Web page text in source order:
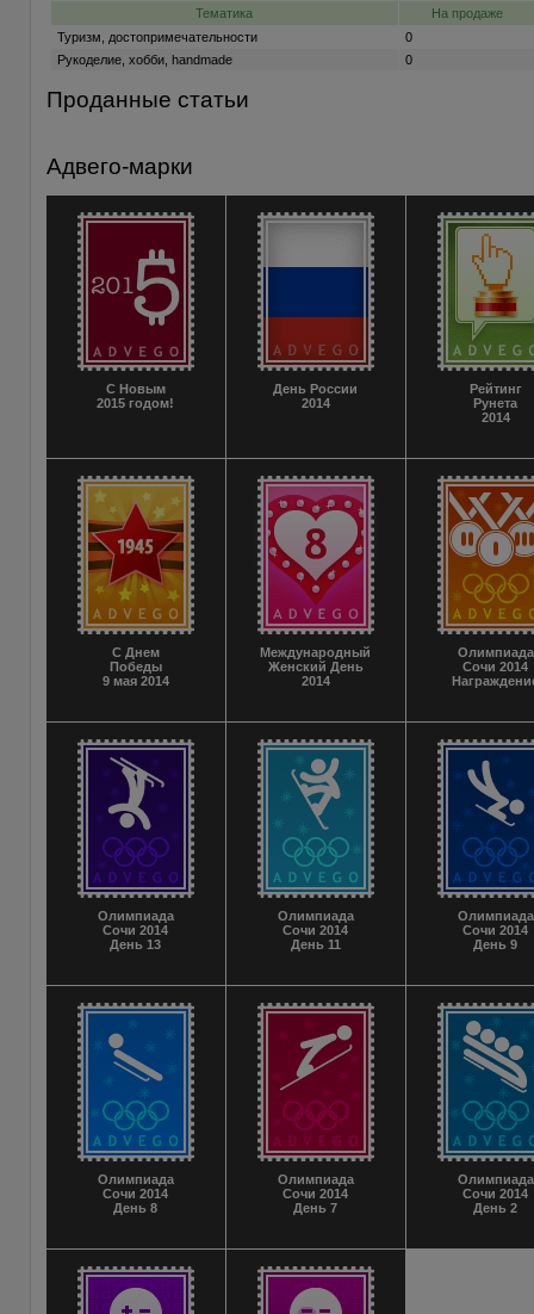
Тематика
На продаже
Туризм, достопримечательности
0
Рукоделие, хобби, handmade
0
Проданные статьи
Адвего-марки
С Новым
2015 годом!
День России
2014
Рейтинг
Рунета
2014
С Днем
Победы
9 мая 2014
Международный
Женский День
2014
Олимпиада
Сочи 2014
Олимпиада
Сочи 2014
День 13
Олимпиада
Сочи 2014
День 11
Олимпиада
Сочи 2014
День 9
Олимпиада
Сочи 2014
День 8
Олимпиада
Сочи 2014
День 7
Олимпиада
Сочи 2014
День 2